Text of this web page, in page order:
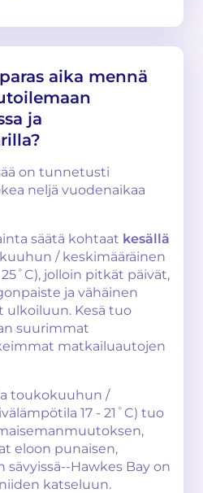
aika mennä
ja
on tunnetusti
neljä vuodenaikaa
säätä kohtaat kesällä
/ keskimääräinen
jolloin pitkät päivät,
ja vähäinen
Kesä tuo
suurimmat
matkailuautojen
toukokuuhun /
17 - 21˚C) tuo
eloon punaisen,
sävyissä--Hawkes Bay on
katseluun.